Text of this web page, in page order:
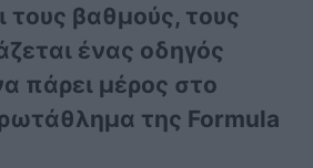
βαθμούς, τους
ένας οδηγός
πάρει μέρος στο
της Formula